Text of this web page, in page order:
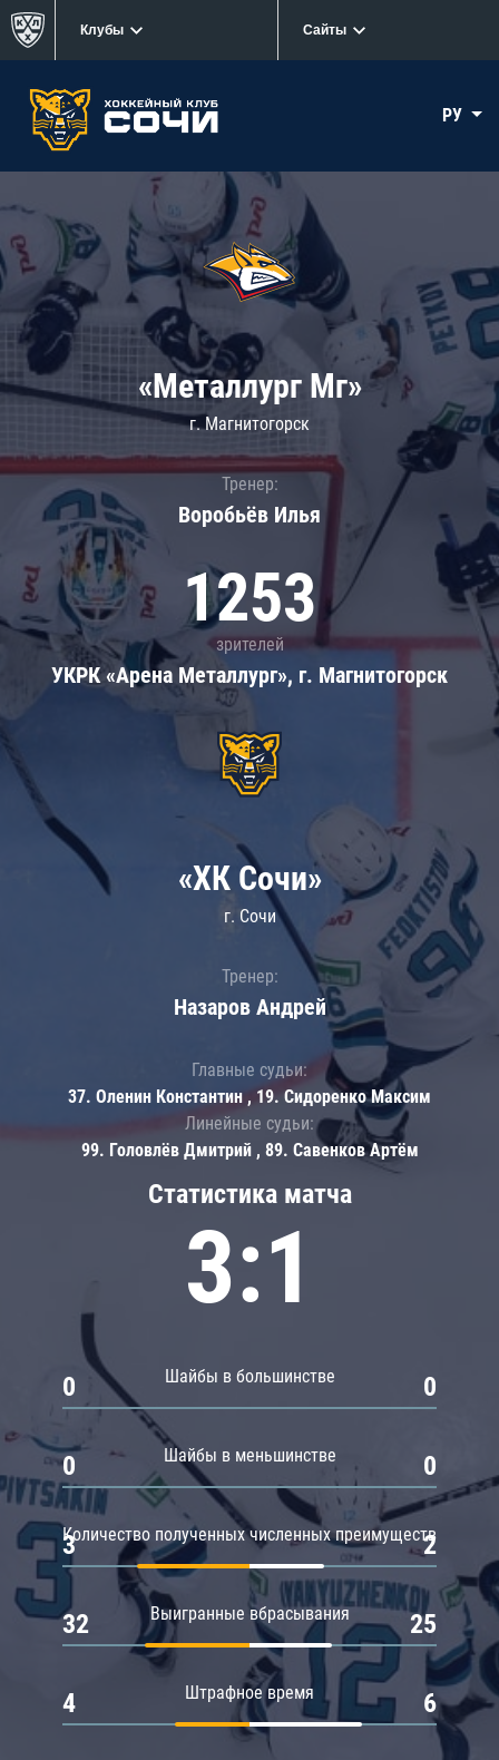
Клубы Сайты
РУ
«Металлург Мг»
г. Магнитогорск
Тренер:
Воробьёв Илья
1253
зрителей
УКРК «Арена Металлург», г. Магнитогорск
Статистика матча
3:1
Шайбы в большинстве
0 0
Шайбы в меньшинстве
0 0
Количество полученных численных преимуществ
3 2
Выигранные вбрасывания
32 25
Штрафное время
4 6
«ХК Сочи»
г. Сочи
Тренер:
Назаров Андрей
Главные судьи:
37. Оленин Константин , 19. Сидоренко Максим
Линейные судьи:
99. Головлёв Дмитрий , 89. Савенков Артём